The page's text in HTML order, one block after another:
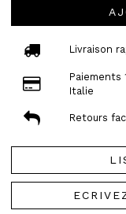
Livraison
Paiements
Italie
Retours